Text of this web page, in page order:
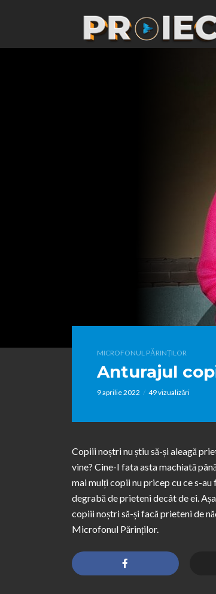
MICROFONUL PĂRINȚILOR
Anturajul
9 aprilie 2022 49 vizualizări
Copiii noștri nu știu să-și aleagă
vine? Cine-I fata asta machiată
mai mulți copii nu pricep cu ce s-
degrabă de prieteni decât de ei.
copiii noștri să-și facă prieteni de
Microfonul Părinților.